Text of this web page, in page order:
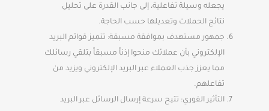
يجعله وسيلة تفاعلية، إلى جانب القدرة على تحليل
نتائج الحملات وتعديلها حسب الحاجة.
جمهور مستهدف بموافقة مسبقة: تتميز قوائم البريد
الإلكتروني بأن عملائك منحوا إذناً مسبقاً بتلقي رسائلك
مما يعزز جذب العملاء عبر البريد الإلكتروني ويزيد من
تفاعلهم.
التأثير الفوري: تتيح سرعة إرسال الرسائل عبر البريد